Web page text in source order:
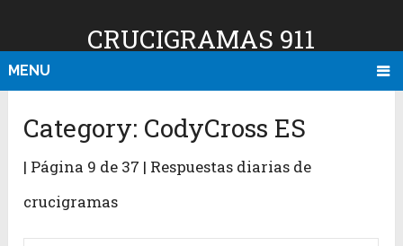
CRUCIGRAMAS 911
MENU
Category: CodyCross ES
| Página 9 de 37 | Respuestas diarias de
crucigramas